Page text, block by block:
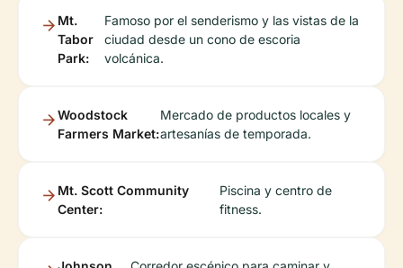
Mt.
Tabor
Park:
Famoso por el senderismo y las vistas de la
ciudad desde un cono de escoria
volcánica.
Woodstock
Farmers Market:
Mercado de productos locales y
artesanías de temporada.
Mt. Scott Community
Center:
Piscina y centro de
fitness.